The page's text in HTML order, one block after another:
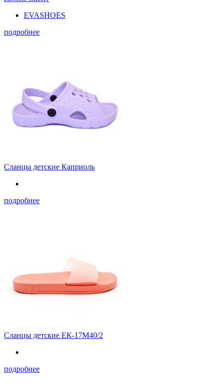
EVASHOES
подробнее
Сланцы детские Каприоль
подробнее
Сланцы детские ЕК-17М40/2
подробнее